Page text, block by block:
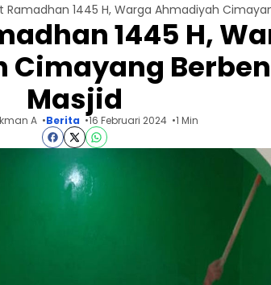
1445 H,
Cimayang
Masjid
A Berita 16 Februari 2024 1 Min